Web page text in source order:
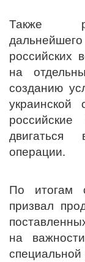
Также
российских
на
созданию
операции.
По итогам
призвал
на